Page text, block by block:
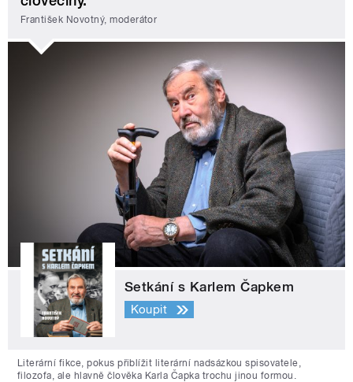
František Novotný, moderátor
Setkání s Karlem Čapkem
Koupit
Literární fikce, pokus přiblížit literární nadsázkou spisovatele,
filozofa, ale hlavně člověka Karla Čapka trochu jinou formou.